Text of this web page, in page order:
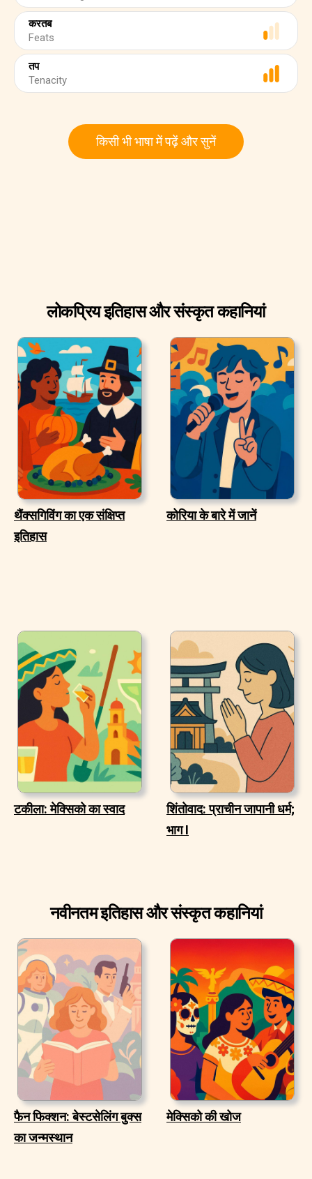
करतब
Feats
तप
Tenacity
किसी भी भाषा में पढ़ें और सुनें
लोकप्रिय इतिहास और संस्कृत कहानियां
थैंक्सगिविंग का एक संक्षिप्त
इतिहास
कोरिया के बारे में जानें
टकीला: मेक्सिको का स्वाद
शिंतोवाद: प्राचीन जापानी धर्म;
भाग I
नवीनतम इतिहास और संस्कृत कहानियां
फैन फिक्शन: बेस्टसेलिंग बुक्स
का जन्मस्थान
मेक्सिको की खोज